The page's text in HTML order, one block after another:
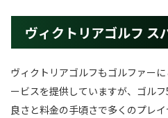
ヴィクトリアゴルフ ス
ヴィクトリアゴルフもゴルファー
ービスを提供していますが、ゴル
良さと料金の手頃さで多くのプレイ